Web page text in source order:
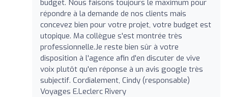
budget. Nous faisons toujours le maximum pour
répondre à la demande de nos clients mais
concevez bien pour votre projet, votre budget est
utopique. Ma collègue s'est montrée très
professionnelle.Je reste bien sûr à votre
disposition à l'agence afin d'en discuter de vive
voix plutôt qu'en réponse à un avis google très
subjectif. Cordialement, Cindy (responsable)
Voyages E.Leclerc Rivery